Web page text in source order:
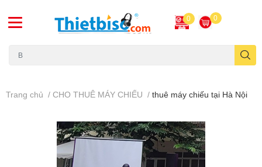
0 0
Trang chủ / CHO THUÊ MÁY CHIẾU / thuê máy chiếu tại Hà Nội